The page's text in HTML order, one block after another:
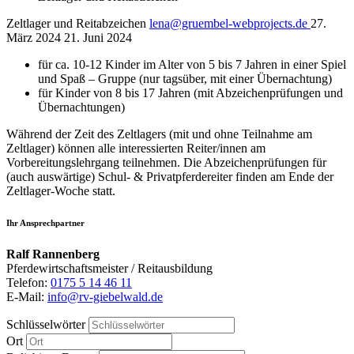
Zeltlager und Reitabzeichen lena@gruembel-webprojects.de 27.
März 2024 21. Juni 2024
für ca. 10-12 Kinder im Alter von 5 bis 7 Jahren in einer Spiel
und Spaß – Gruppe (nur tagsüber, mit einer Übernachtung)
für Kinder von 8 bis 17 Jahren (mit Abzeichenprüfungen und
Übernachtungen)
Während der Zeit des Zeltlagers (mit und ohne Teilnahme am
Zeltlager) können alle interessierten Reiter/innen am
Vorbereitungslehrgang teilnehmen. Die Abzeichenprüfungen für
(auch auswärtige) Schul- & Privatpferdereiter finden am Ende der
Zeltlager-Woche statt.
Ihr Ansprechpartner
Ralf Rannenberg
Pferdewirtschaftsmeister / Reitausbildung
Telefon: 0175 5 14 46 11
E-Mail: info@rv-giebelwald.de
Schlüsselwörter
Ort